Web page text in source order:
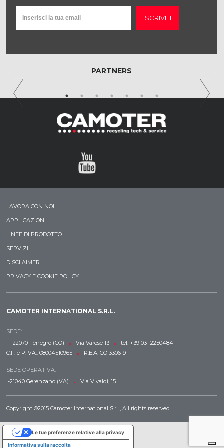
ISCRIVITI
PARTNERS
LAVORA CON NOI
APPLICAZIONI
LINEE DI PRODOTTO
SERVIZI
DISCLAIMER
PRIVACY E COOKIE POLICY
CAMOTER INTERNATIONAL S.R.L.
SEDE:
I - 22070 Fenegrò (CO)
• Via Varese 13 •
tel. +39 031 2250484
C.F. e P.IVA.: 08004510965
• R.E.A. CO 330619
SEDE OPERATIVA:
I-21040 Gerenzano (VA)
• Via Vivaldi, 15
Copyright ©2015 Camoter International S.r.l., All rights reserved.
Informativa sulla raccolta
Le tue preferenze relative alla privacy